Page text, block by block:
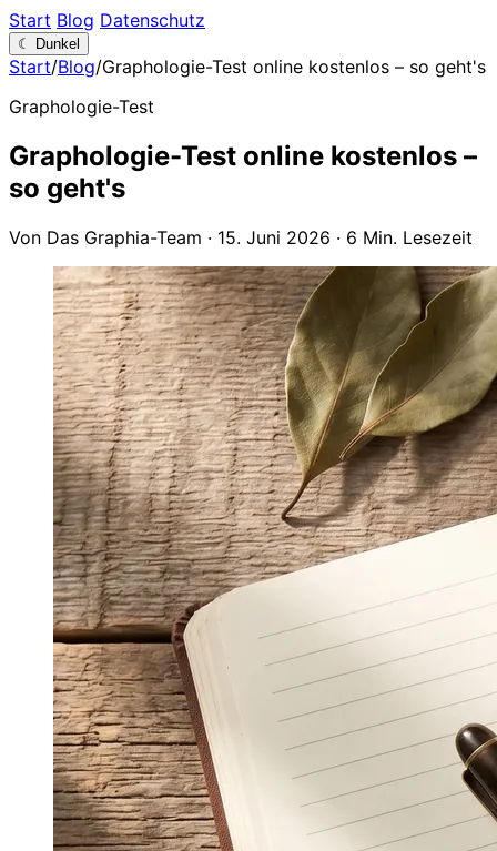
Start Blog Datenschutz
☾ Dunkel
Start/Blog/Graphologie-Test online kostenlos – so geht's
Graphologie-Test
Graphologie-Test online kostenlos –
so geht's
Von Das Graphia-Team · 15. Juni 2026 · 6 Min. Lesezeit